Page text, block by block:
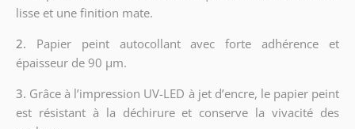
lisse et une finition mate.
2. Papier peint autocollant avec forte adhérence et
épaisseur de 90 µm.
3. Grâce à l’impression UV-LED à jet d’encre, le papier peint
est résistant à la déchirure et conserve la vivacité des